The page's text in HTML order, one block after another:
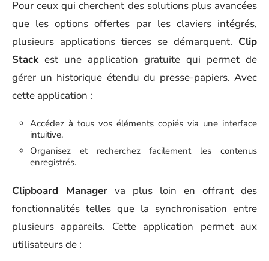
Pour ceux qui cherchent des solutions plus avancées
que les options offertes par les claviers intégrés,
plusieurs applications tierces se démarquent. Clip
Stack est une application gratuite qui permet de
gérer un historique étendu du presse-papiers. Avec
cette application :
Accédez à tous vos éléments copiés via une interface
intuitive.
Organisez et recherchez facilement les contenus
enregistrés.
Clipboard Manager va plus loin en offrant des
fonctionnalités telles que la synchronisation entre
plusieurs appareils. Cette application permet aux
utilisateurs de :